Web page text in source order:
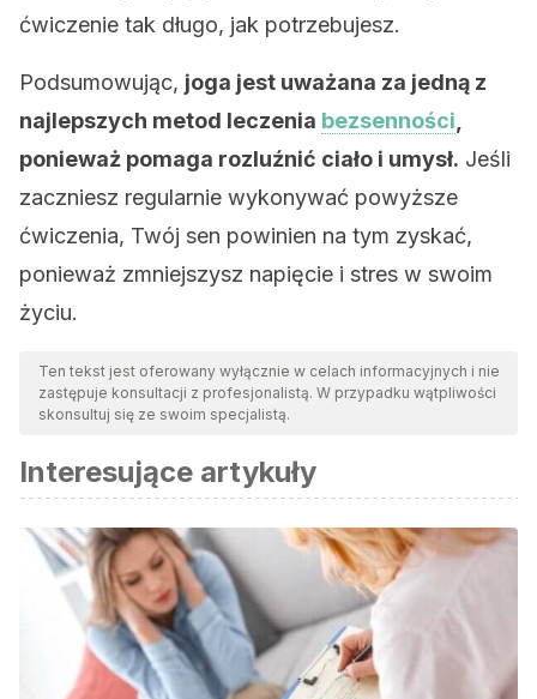
ćwiczenie tak długo, jak potrzebujesz.
Podsumowując, joga jest uważana za jedną z
najlepszych metod leczenia bezsenności
ponieważ pomaga rozluźnić ciało i umysł. Jeśli
zaczniesz regularnie wykonywać powyższe
ćwiczenia, Twój sen powinien na tym zyskać,
ponieważ zmniejszysz napięcie i stres w swoim
życiu.
Ten tekst jest oferowany wyłącznie w celach informacyjnych i nie
zastępuje konsultacji z profesjonalistą. W przypadku wątpliwości
skonsultuj się ze swoim specjalistą.
Interesujące artykuły